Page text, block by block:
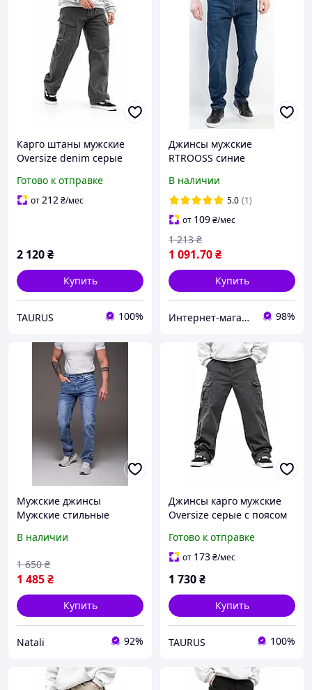
Карго штаны мужские
Oversize denim серые
широкие штаны,
весенние
Готово к отправке
от212₴/мес
2 120₴
Купить
TAURUS 100%
Джинсы мужские
RTROOSS синие
размер 32-42
В наличии
5.0 (1)
от 109₴/мес
1 091.70₴
1 213 ₴
Купить
Интернет-магазин одежды и обуви "Obnofka" 98%
Мужские джинсы
Мужские стильные
прямые
В наличии
1 485₴
1 650 ₴
Купить
Natali 92%
Джинсы карго мужские
Oversize серые с поясом
джинсы, весенние
Готово к отправке
от 173₴/мес
1 730₴
Купить
TAURUS 100%